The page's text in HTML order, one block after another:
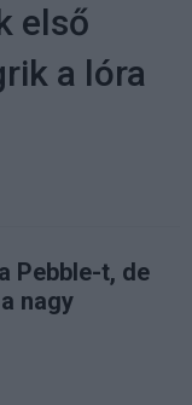
első
a lóra
Pebble-t, de
nagy